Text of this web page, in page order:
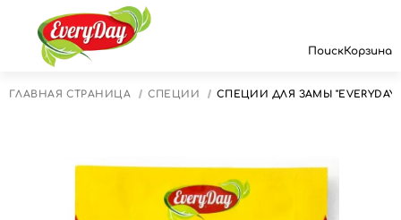
ПоискКорзина
ГЛАВНАЯ СТРАНИЦА СПЕЦИИ СПЕЦИИ ДЛЯ ЗАМЫ "EVERYDAY"